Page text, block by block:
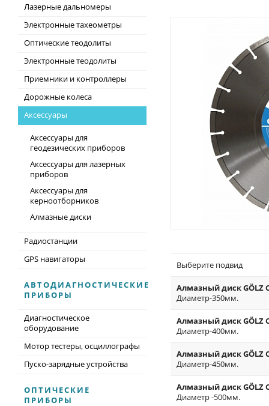
Выберите подвид
Алмазный диск GÖLZ
Диаметр-350мм.
Алмазный диск GÖLZ
Диаметр-400мм.
Алмазный диск GÖLZ
Диаметр-450мм.
Алмазный диск GÖLZ
Диаметр -500мм.
Лазерные дальномеры
Электронные тахеометры
Оптические теодолиты
Электронные теодолиты
Приемники и контроллеры
Дорожные колеса
Аксессуары
Аксессуары для
геодезических приборов
Аксессуары для лазерных
приборов
Аксессуары для
керноотборников
Алмазные диски
Радиостанции
GPS навигаторы
АВТОДИАГНОСТИЧЕСКИЕ
ПРИБОРЫ
Диагностическое
оборудование
Мотор тестеры, осциллографы
Пуско-зарядные устройства
ОПТИЧЕСКИЕ
ПРИБОРЫ